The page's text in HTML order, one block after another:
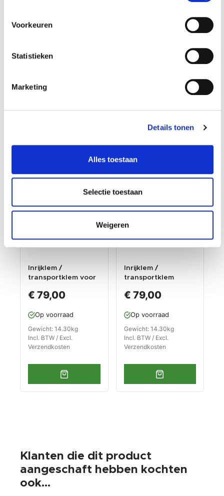
Voorkeuren
Statistieken
Marketing
Details tonen
Alles toestaan
Selectie toestaan
Weigeren
motorfietsen
€ 69,00
Op voorraad
Inrijklem /
transportklem voor
€ 79,00
Op voorraad
Gewicht: 14.30kg
Incl. BTW / Excl.
Verzendkosten
Inrijklem /
transportklem
banden
€ 79,00
Op voorraad
Gewicht: 14.30kg
Incl. BTW / Excl.
Verzendkosten
Klanten die dit product
aangeschaft hebben kochten
ook...